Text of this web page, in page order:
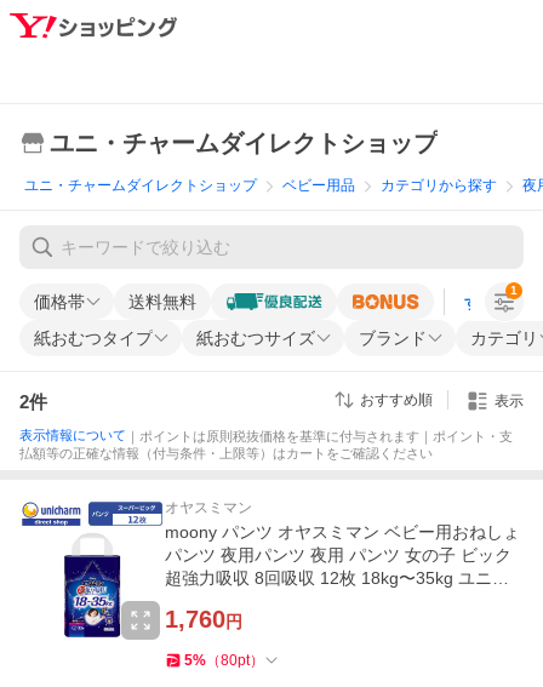
ユニ・チャームダイレクトショップ
ユニ・チャームダイレクトショップ ベビー用品 カテゴリから探す 夜
価格帯 送料無料 すべての条
紙おむつタイプ 紙おむつサイズ ブランド カテゴリ
1
2件 おすすめ順 表示
表示情報について ｜ポイントは原則税抜価格を基準に付与されます｜ポイント・支
払額等の正確な情報（付与条件・上限等）はカートをご確認ください
オヤスミマン
moony パンツ オヤスミマン ベビー用おねしょ
パンツ 夜用パンツ 夜用 パンツ 女の子 ビック
超強力吸収 8回吸収 12枚 18kg〜35kg ユニ・
1,760円
5% （80pt）